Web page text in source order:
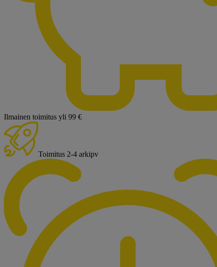
Ilmainen toimitus yli 99 €
Toimitus 2-4 arkipv